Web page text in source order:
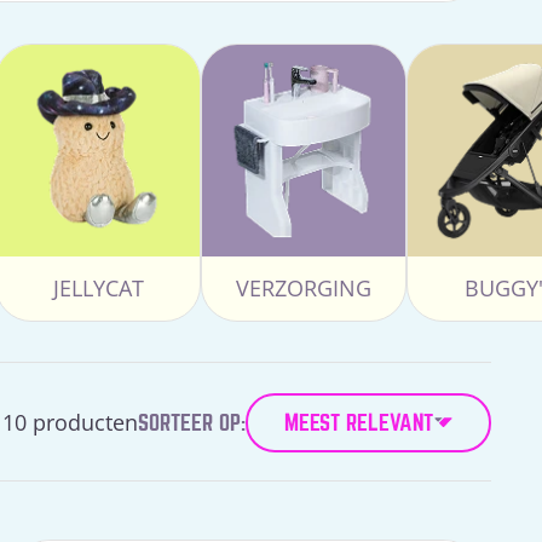
JELLYCAT VERZORGING
10 productenSORTEER OP: MEEST RELEVANT